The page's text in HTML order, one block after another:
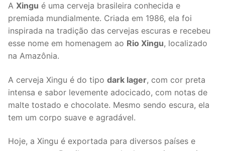
A Xingu é uma cerveja brasileira conhecida e
premiada mundialmente. Criada em 1986, ela foi
inspirada na tradição das cervejas escuras e recebeu
esse nome em homenagem ao Rio Xingu, localizado
na Amazônia.
A cerveja Xingu é do tipo dark lager, com cor preta
intensa e sabor levemente adocicado, com notas de
malte tostado e chocolate. Mesmo sendo escura, ela
tem um corpo suave e agradável.
Hoje, a Xingu é exportada para diversos países e